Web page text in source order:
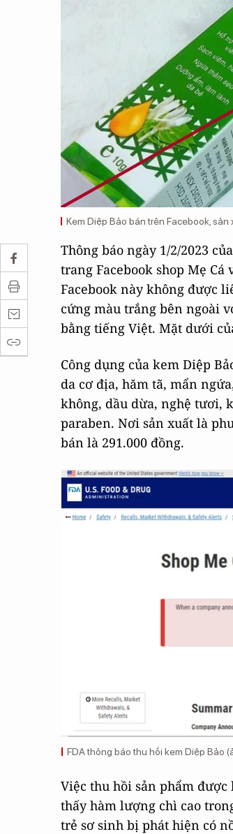
Kem Diệp Bảo bán trên Facebook,
Thông báo ngày 1/2/2023
trang Facebook shop Mẹ Cá
Facebook này không được
cứng màu trắng bên ngoài
bằng tiếng Việt. Mặt dưới
Công dụng của kem Diệp
da cơ địa, hăm tã, mẩn
không, dầu dừa, nghệ tươi,
paraben. Nơi sản xuất là
bán là 291.000 đồng.
FDA thông báo thu hồi kem Diệp Bảo
Việc thu hồi sản phẩm được
thấy hàm lượng chì cao
trẻ sơ sinh bị phát hiện có